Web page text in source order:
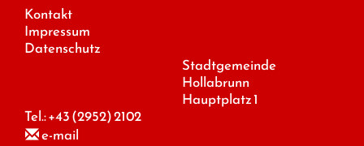
Kontakt
Impressum
Datenschutz
Stadtgemeinde
Hollabrunn
Hauptplatz 1
Tel.:+43 (2952) 2102
e-mail